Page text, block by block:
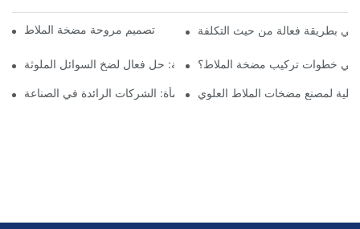
تعظيم الأداء: نظرة متعمقة على تصميم مروحة مضخة الملاط
بطريقة فعالة من حيث التكلفة
مضخة الحمأة الغاطسة: حل فعال لضخ السوائل الملوثةهي خطوات تركيب مضخة الملاط؟
أفضل مصنعي مضخات الحمأة: الشركات الرائدة في الصناعة
لمصنع مضخات الملاط العلوي